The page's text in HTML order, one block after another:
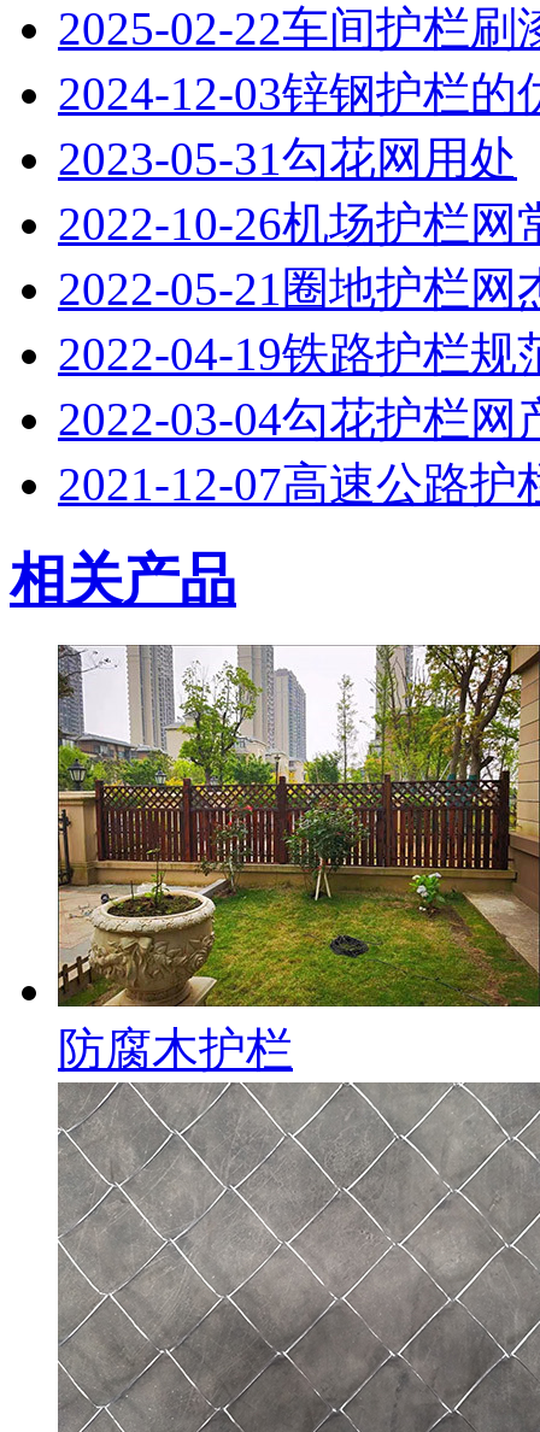
2025-02-22车间护栏刷
2024-12-03锌钢护栏的
2023-05-31勾花网用处
2022-10-26机场护栏网
2022-05-21 圈地护栏网
2022-04-19铁路护栏规
2022-03-04勾花护栏网
2021-12-07高速公路护
相关产品
防腐木护栏